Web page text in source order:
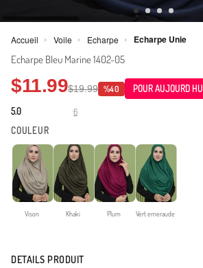
Accueil > Voile > Echarpe > Echarpe Unie
Echarpe Bleu Marine 1402-05
$11.99$19.99 %40 POUR AUJOURD HUI
5.0 6
COULEUR
Vison Khaki Plum Vert emeraude
DETAILS PRODUIT